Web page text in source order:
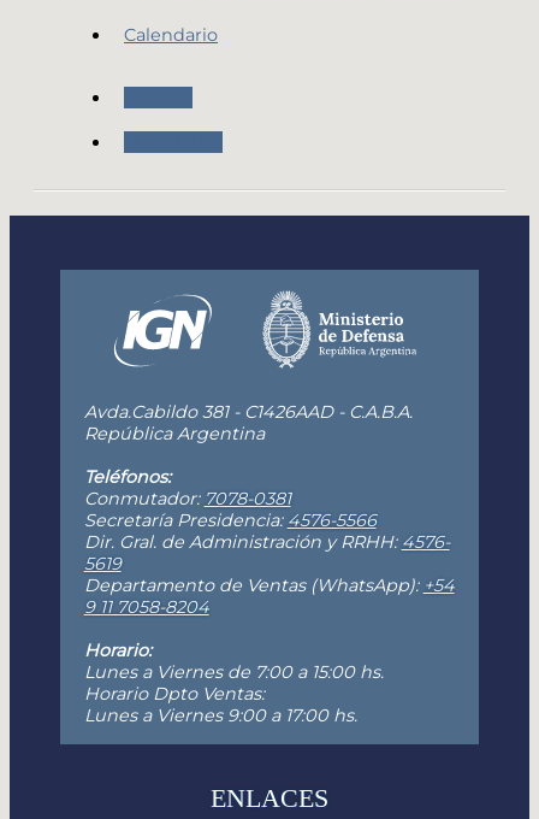
Calendario
Avda.Cabildo 381 - C1426AAD - C.A.B.A.
República Argentina
Teléfonos:
Conmutador: 7078-0381
Secretaría Presidencia: 4576-5566
Dir. Gral. de Administración y RRHH: 4576-
5619
Departamento de Ventas (WhatsApp): +54
9 11 7058-8204
Horario:
Lunes a Viernes de 7:00 a 15:00 hs.
Horario Dpto Ventas:
Lunes a Viernes 9:00 a 17:00 hs.
ENLACES